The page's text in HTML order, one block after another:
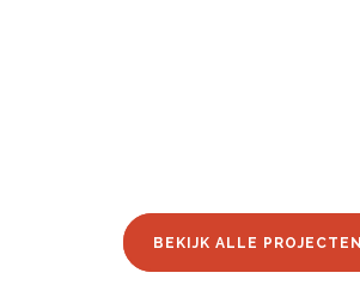
BEKIJK ALLE PROJECTEN